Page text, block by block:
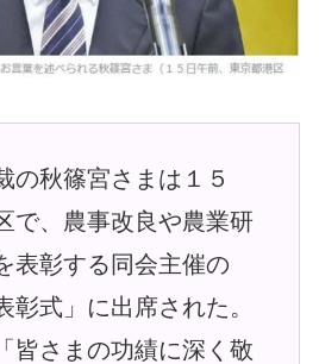
の秋篠宮さまは１５
で、農事改良や農業研
表彰する同会主催の
彰式」に出席された。
皆さまの功績に深く敬